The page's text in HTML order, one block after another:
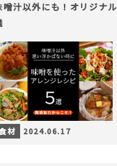
噌汁以外にも！オリジナ
材 2024.06.17